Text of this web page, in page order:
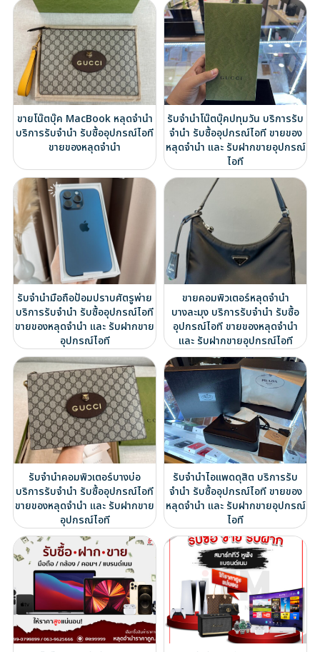
ขายโน๊ตบุ๊ค MacBook หลุดจำนำ
บริการรับจำนำ รับซื้ออุปกรณ์ไอที
ขายของหลุดจำนำ
รับจำนำโน๊ตบุ๊คปทุมวัน บริการรับ
จำนำ รับซื้ออุปกรณ์ไอที ขายของ
หลุดจำนำ และ รับฝากขายอุปกรณ์
ไอที
รับจำนำมือถือป้อมปราบศัตรูพ่าย
บริการรับจำนำ รับซื้ออุปกรณ์ไอที
ขายของหลุดจำนำ และ รับฝากขาย
อุปกรณ์ไอที
ขายคอมพิวเตอร์หลุดจำนำ
บางละมุง บริการรับจำนำ รับซื้อ
อุปกรณ์ไอที ขายของหลุดจำนำ
และ รับฝากขายอุปกรณ์ไอที
รับจำนำคอมพิวเตอร์บางบ่อ
บริการรับจำนำ รับซื้ออุปกรณ์ไอที
ขายของหลุดจำนำ และ รับฝากขาย
อุปกรณ์ไอที
รับจำนำไอแพดดุสิต บริการรับ
จำนำ รับซื้ออุปกรณ์ไอที ขายของ
หลุดจำนำ และ รับฝากขายอุปกรณ์
ไอที